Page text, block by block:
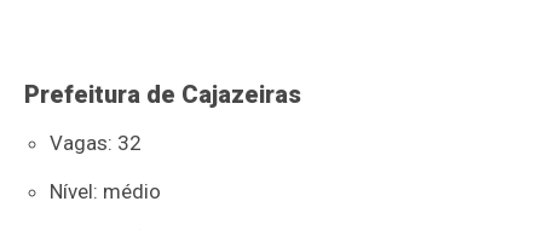
Prefeitura de Cajazeiras
Vagas: 32
Nível: médio